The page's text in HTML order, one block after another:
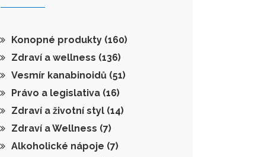
Konopné produkty (160)
Zdraví a wellness (136)
Vesmír kanabinoidů (51)
Právo a legislativa (16)
Zdraví a životní styl (14)
Zdraví a Wellness (7)
Alkoholické nápoje (7)